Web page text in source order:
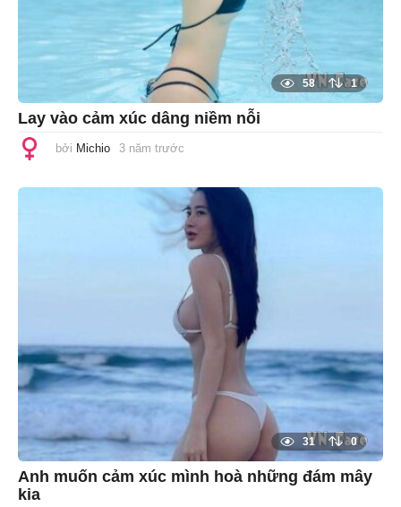
58 1
Lay vào cảm xúc dâng niềm nỗi
bởi Michio 3 năm trước
m
r
ư
ớ
c
31 0
Anh muốn cảm xúc mình hoà những đám mây
kia